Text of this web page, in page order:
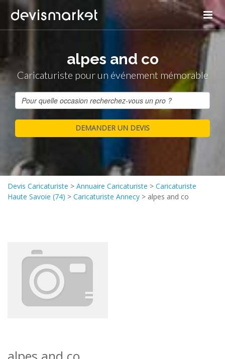
alpes and co
Caricaturiste pour un événement mémorable
Devis Caricaturiste > Annuaire Caricaturiste > Caricaturiste
Haute Savoie (74) > Caricaturiste Annecy > alpes and co